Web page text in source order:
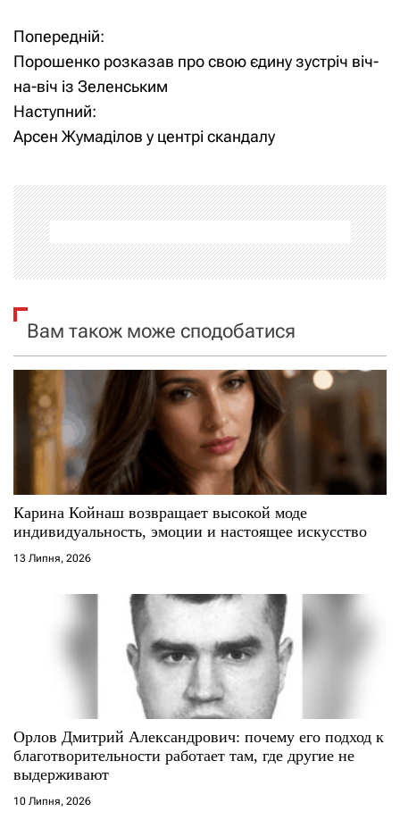
Н
а
в
г
а
ц
і
я
и
с
Попередній:
Порошенко розказав про свою єдину зустріч віч-
на-віч із Зеленським
Наступний:
Арсен Жумаділов у центрі скандалу
Вам також може сподобатися
Карина Койнаш возвращает высокой моде
индивидуальность, эмоции и настоящее искусство
13 Липня, 2026
Орлов Дмитрий Александрович: почему его подход к
благотворительности работает там, где другие не
выдерживают
10 Липня, 2026